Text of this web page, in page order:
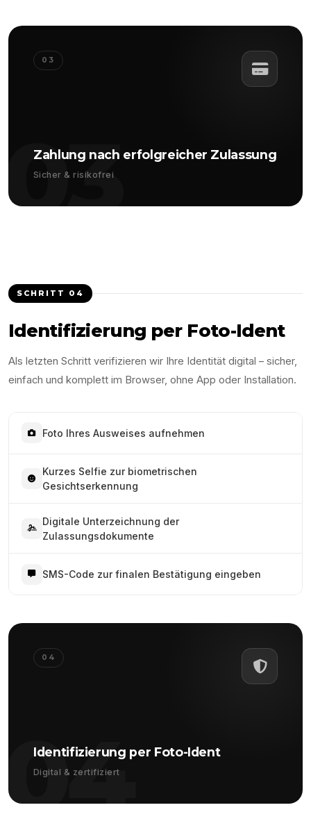
03
03
Zahlung nach erfolgreicher Zulassung
Sicher & risikofrei
SCHRITT 04
Identifizierung per Foto-Ident
Als letzten Schritt verifizieren wir Ihre Identität digital – sicher,
einfach und komplett im Browser, ohne App oder Installation.
Foto Ihres Ausweises aufnehmen
Kurzes Selfie zur biometrischen
Gesichtserkennung
Digitale Unterzeichnung der
Zulassungsdokumente
SMS-Code zur finalen Bestätigung eingeben
04
04
Identifizierung per Foto-Ident
Digital & zertifiziert